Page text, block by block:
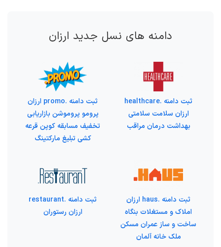
دامنه های نسل جدید ارزان
ثبت دامنه .healthcare
ارزان سلامت سلامتی
بهداشت درمان مراقب
ثبت دامنه .promo ارزان
پرومو پروموشن بازاریابی
تخفیف مسابقه کوپن قرعه
کشی تبلیغ مارکتینگ
ثبت دامنه .haus ارزان
املاک و مستغلات بنگاه
ساخت و ساز عمران مسکن
ملک خانه آلمان
ثبت دامنه .restaurant
ارزان رستوران